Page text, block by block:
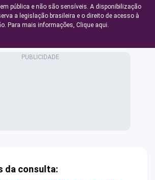
pública e não são sensíveis. A disponibilização
a legislação brasileira e o direito de acesso à
Para mais informações, Clique aqui.
da consulta: